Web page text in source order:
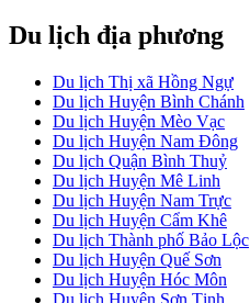
Du lịch địa phương
Du lịch Thị xã Hồng Ngự
Du lịch Huyện Bình Chánh
Du lịch Huyện Mèo Vạc
Du lịch Huyện Nam Đông
Du lịch Quận Bình Thuỷ
Du lịch Huyện Mê Linh
Du lịch Huyện Nam Trực
Du lịch Huyện Cẩm Khê
Du lịch Thành phố Bảo Lộc
Du lịch Huyện Quế Sơn
Du lịch Huyện Hóc Môn
Du lịch Huyện Sơn Tịnh